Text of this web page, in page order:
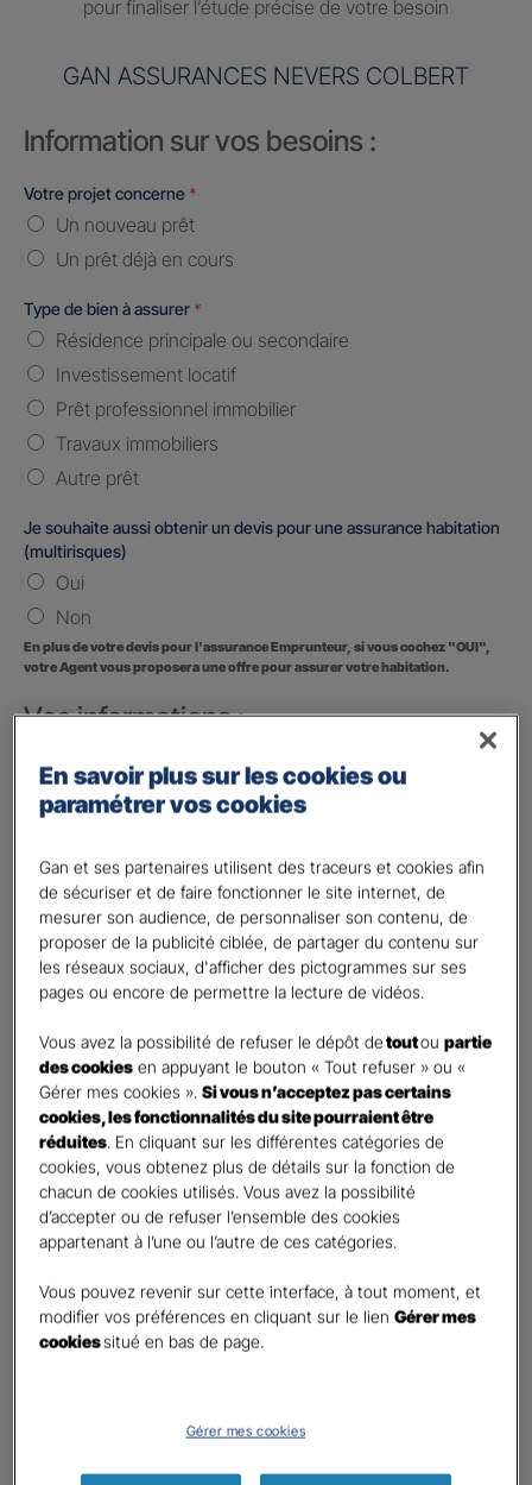
pour finaliser l’étude précise de votre besoin
GAN ASSURANCES NEVERS COLBERT
Information sur vos besoins :
Votre projet concerne *
Un nouveau prêt
Un prêt déjà en cours
Type de bien à assurer *
Résidence principale ou secondaire
Investissement locatif
Prêt professionnel immobilier
Travaux immobiliers
Autre prêt
Je souhaite aussi obtenir un devis pour une assurance habitation
(multirisques)
Oui
Non
En plus de votre devis pour l'assurance Emprunteur, si vous cochez "OUI",
votre Agent vous proposera une offre pour assurer votre habitation.
Vos informations :
Etes-vous déjà client Gan assurances ?*
Oui
Civilité*
Madame
Monsieur
Contact *
First Last
Téléphone*
United
States
+1
E-mail
En cochant cette case et en soumettant ce formulaire,
j'accepte que mes données personnelles soient utilisées
En savoir plus sur les cookies ou
paramétrer vos cookies
Gan et ses partenaires utilisent des traceurs et cookies afin
de sécuriser et de faire fonctionner le site internet, de
mesurer son audience, de personnaliser son contenu, de
proposer de la publicité ciblée, de partager du contenu sur
les réseaux sociaux, d'afficher des pictogrammes sur ses
pages ou encore de permettre la lecture de vidéos.
Vous avez la possibilité de refuser le dépôt detoutoupartie
des cookies en appuyant le bouton « Tout refuser » ou «
Gérer mes cookies ».Si vous n’acceptez pas certains
cookies, les fonctionnalités du site pourraient être
réduites. En cliquant sur les différentes catégories de
cookies, vous obtenez plus de détails sur la fonction de
chacun de cookies utilisés. Vous avez la possibilité
d’accepter ou de refuser l’ensemble des cookies
appartenant à l’une ou l’autre de ces catégories.
Vous pouvez revenir sur cette interface, à tout moment, et
modifier vos préférences en cliquant sur le lienGérer mes
cookiessitué en bas de page.
Gérer mes cookies